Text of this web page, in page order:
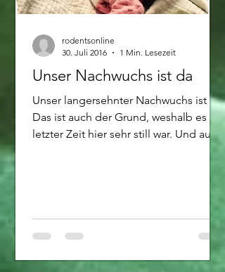
Unser Nachwuchs ist da
Unser langersehnter Nachwuchs ist da.
Das ist auch der Grund, weshalb es in
letzter Zeit hier sehr still war. Und auch
rodentsonline
30. Juli 2016
1 Min. Lesezeit